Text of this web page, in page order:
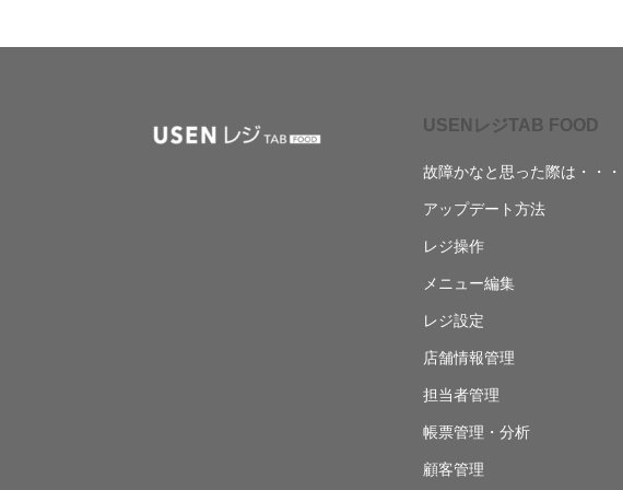
USENレジTAB FOOD
故障かなと思った際は・・・
アップデート方法
レジ操作
メニュー編集
レジ設定
店舗情報管理
担当者管理
帳票管理・分析
顧客管理